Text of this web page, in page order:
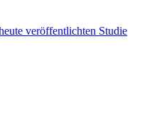
veröffentlichten Studie